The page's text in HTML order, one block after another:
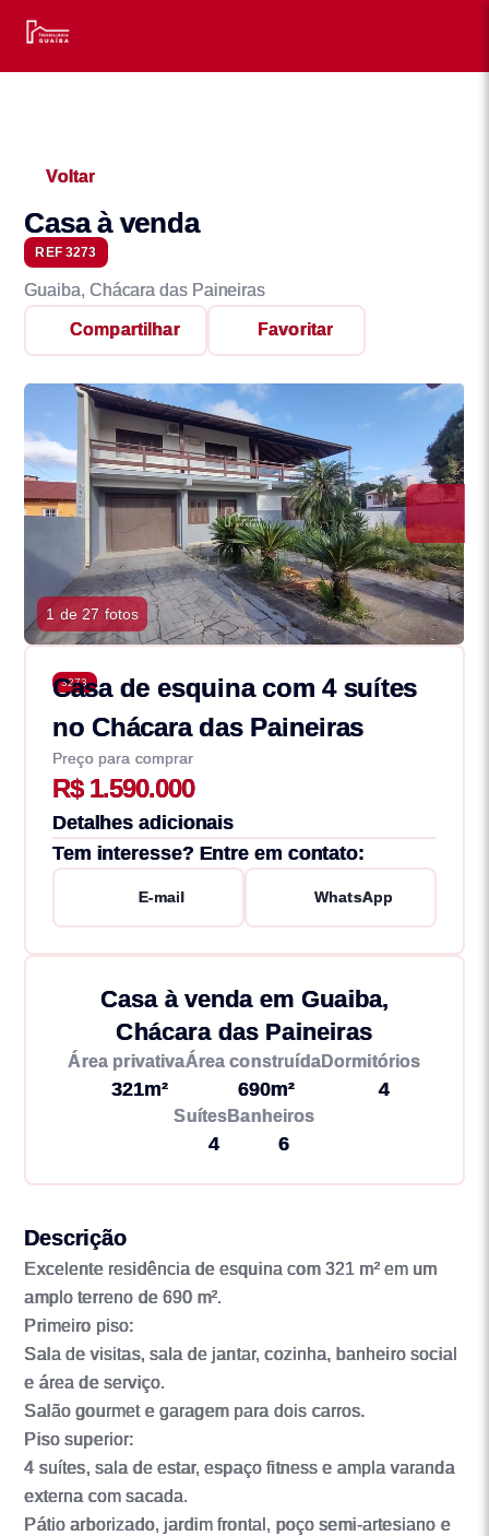
Voltar
Casa à venda
REF 3273
Guaiba, Chácara das Paineiras
Compartilhar Favoritar
1 de 27 fotos
3273
Casa de esquina com 4 suítes
no Chácara das Paineiras
Preço para comprar
R$ 1.590.000
Detalhes adicionais
Tem interesse? Entre em contato:
E-mail WhatsApp
Casa à venda em Guaiba,
Chácara das Paineiras
Área privativa
321m²
Área construída
690m²
Dormitórios
4
Suítes
4
Banheiros
6
Descrição
Excelente residência de esquina com 321 m² em um
amplo terreno de 690 m².
Primeiro piso:
Sala de visitas, sala de jantar, cozinha, banheiro social
e área de serviço.
Salão gourmet e garagem para dois carros.
Piso superior:
4 suítes, sala de estar, espaço fitness e ampla varanda
externa com sacada.
Pátio arborizado, jardim frontal, poço semi-artesiano e